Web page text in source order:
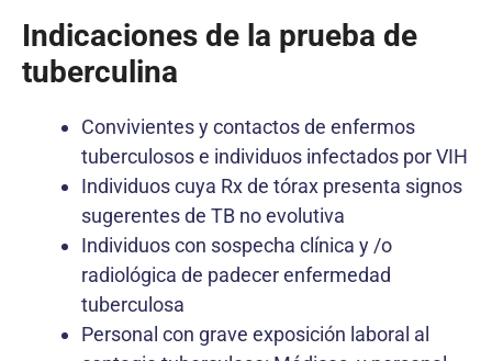
Indicaciones de la prueba de
tuberculina
Convivientes y contactos de enfermos
tuberculosos e individuos infectados por VIH
Individuos cuya Rx de tórax presenta signos
sugerentes de TB no evolutiva
Individuos con sospecha clínica y /o
radiológica de padecer enfermedad
tuberculosa
Personal con grave exposición laboral al